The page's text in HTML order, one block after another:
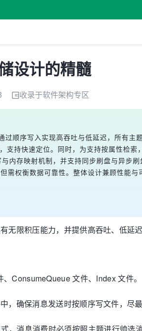
设计的精髓
收录于软件架构专区
过顺序写入实现高吞吐与低延迟，所有
支持快速定位。同时，为支持按属性检
内存映射机制，并支持同步刷盘与异步
需权衡数据可靠性。整体设计兼顾性能与
无限积压能力，并提供高吞吐、低延
ConsumeQueue 文件、Index 文件。
，确保消息发送时按顺序写文件，尽